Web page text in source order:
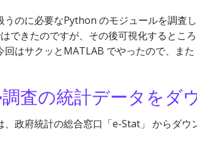
うのに必要なPython のモジュールを調査
できたのですが、その後可視化するとこ
はサクッとMATLAB でやったので、また
査の統計データをダ
、政府統計の総合窓口「e-Stat」 からダ